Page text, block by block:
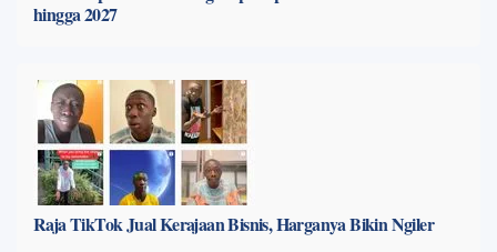
hingga 2027
Raja TikTok Jual Kerajaan Bisnis, Harganya Bikin Ngiler